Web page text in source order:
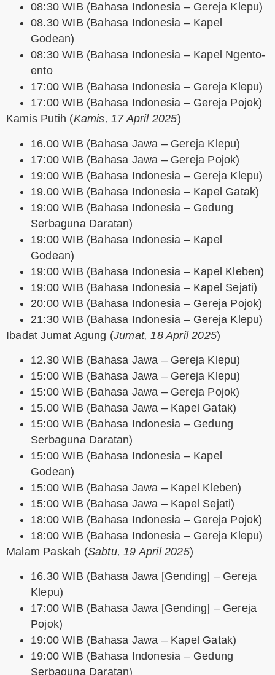
08:30 WIB (Bahasa Indonesia – Gereja Klepu)
08.30 WIB (Bahasa Indonesia – Kapel
Godean)
08:30 WIB (Bahasa Indonesia – Kapel Ngento-
ento
17:00 WIB (Bahasa Indonesia – Gereja Klepu)
17:00 WIB (Bahasa Indonesia – Gereja Pojok)
Kamis Putih (Kamis, 17 April 2025)
16.00 WIB (Bahasa Jawa – Gereja Klepu)
17:00 WIB (Bahasa Jawa – Gereja Pojok)
19:00 WIB (Bahasa Indonesia – Gereja Klepu)
19.00 WIB (Bahasa Indonesia – Kapel Gatak)
19:00 WIB (Bahasa Indonesia – Gedung
Serbaguna Daratan)
19:00 WIB (Bahasa Indonesia – Kapel
Godean)
19:00 WIB (Bahasa Indonesia – Kapel Kleben)
19:00 WIB (Bahasa Indonesia – Kapel Sejati)
20:00 WIB (Bahasa Indonesia – Gereja Pojok)
21:30 WIB (Bahasa Indonesia – Gereja Klepu)
Ibadat Jumat Agung (Jumat, 18 April 2025)
12.30 WIB (Bahasa Jawa – Gereja Klepu)
15:00 WIB (Bahasa Jawa – Gereja Klepu)
15:00 WIB (Bahasa Jawa – Gereja Pojok)
15.00 WIB (Bahasa Jawa – Kapel Gatak)
15:00 WIB (Bahasa Indonesia – Gedung
Serbaguna Daratan)
15:00 WIB (Bahasa Indonesia – Kapel
Godean)
15:00 WIB (Bahasa Jawa – Kapel Kleben)
15:00 WIB (Bahasa Jawa – Kapel Sejati)
18:00 WIB (Bahasa Indonesia – Gereja Pojok)
18:00 WIB (Bahasa Indonesia – Gereja Klepu)
Malam Paskah (Sabtu, 19 April 2025)
16.30 WIB (Bahasa Jawa [Gending] – Gereja
Klepu)
17:00 WIB (Bahasa Jawa [Gending] – Gereja
Pojok)
19:00 WIB (Bahasa Jawa – Kapel Gatak)
19:00 WIB (Bahasa Indonesia – Gedung
Serbaguna Daratan)